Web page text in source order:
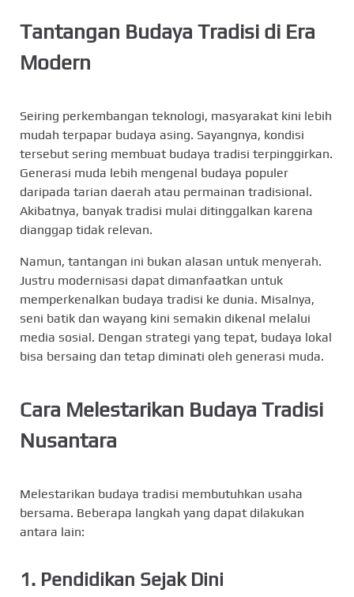
Tantangan Budaya Tradisi di Era
Modern
Seiring perkembangan teknologi, masyarakat kini lebih
mudah terpapar budaya asing. Sayangnya, kondisi
tersebut sering membuat budaya tradisi terpinggirkan.
Generasi muda lebih mengenal budaya populer
daripada tarian daerah atau permainan tradisional.
Akibatnya, banyak tradisi mulai ditinggalkan karena
dianggap tidak relevan.
Namun, tantangan ini bukan alasan untuk menyerah.
Justru modernisasi dapat dimanfaatkan untuk
memperkenalkan budaya tradisi ke dunia. Misalnya,
seni batik dan wayang kini semakin dikenal melalui
media sosial. Dengan strategi yang tepat, budaya lokal
bisa bersaing dan tetap diminati oleh generasi muda.
Cara Melestarikan Budaya Tradisi
Nusantara
Melestarikan budaya tradisi membutuhkan usaha
bersama. Beberapa langkah yang dapat dilakukan
antara lain:
1. Pendidikan Sejak Dini